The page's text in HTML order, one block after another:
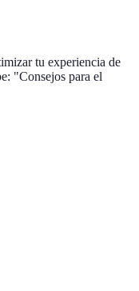
tu experiencia de
"Consejos para el